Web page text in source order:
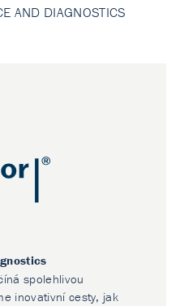
AND DIAGNOSTICS
spolehlivou
inovativní cesty, jak